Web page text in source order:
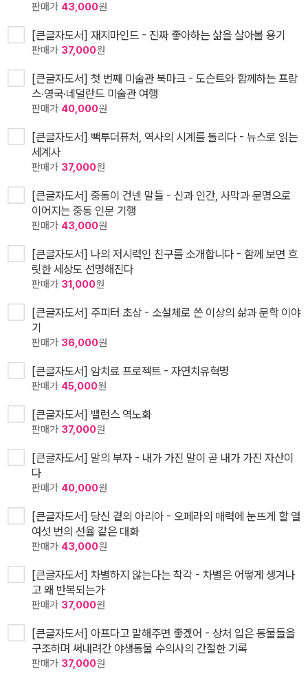
판매가 43,000원
[큰글자도서] 재지마인드 - 진짜 좋아하는 삶을 살아볼 용기
판매가 37,000원
[큰글자도서] 첫 번째 미술관 북마크 - 도슨트와 함께하는 프랑
스·영국·네덜란드 미술관 여행
판매가 40,000원
[큰글자도서] 빽투더퓨처, 역사의 시계를 돌리다 - 뉴스로 읽는
세계사
판매가 37,000원
[큰글자도서] 중동이 건넨 말들 - 신과 인간, 사막과 문명으로
이어지는 중동 인문 기행
판매가 43,000원
[큰글자도서] 나의 저시력인 친구를 소개합니다 - 함께 보면 흐
릿한 세상도 선명해진다
판매가 31,000원
[큰글자도서] 주피터 초상 - 소설체로 쓴 이상의 삶과 문학 이야
기
판매가 36,000원
[큰글자도서] 암치료 프로젝트 - 자연치유혁명
판매가 45,000원
[큰글자도서] 밸런스 역노화
판매가 37,000원
[큰글자도서] 말의 부자 - 내가 가진 말이 곧 내가 가진 자산이
다
판매가 40,000원
[큰글자도서] 당신 곁의 아리아 - 오페라의 매력에 눈뜨게 할 열
여섯 번의 선율 같은 대화
판매가 43,000원
[큰글자도서] 차별하지 않는다는 착각 - 차별은 어떻게 생겨나
고 왜 반복되는가
판매가 37,000원
[큰글자도서] 아프다고 말해주면 좋겠어 - 상처 입은 동물들을
구조하며 써내려간 야생동물 수의사의 간절한 기록
판매가 37,000원